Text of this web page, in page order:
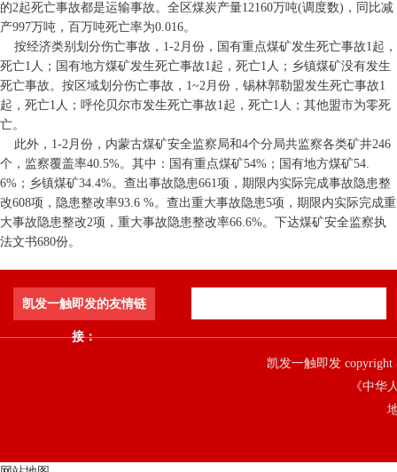
的2起死亡事故都是运输事故。全区煤炭产量12160万吨(调度数)，同比减
产997万吨，百万吨死亡率为0.016。
按经济类别划分伤亡事故，1-2月份，国有重点煤矿发生死亡事故1起，
死亡1人；国有地方煤矿发生死亡事故1起，死亡1人；乡镇煤矿没有发生
死亡事故。按区域划分伤亡事故，1~2月份，锡林郭勒盟发生死亡事故1
起，死亡1人；呼伦贝尔市发生死亡事故1起，死亡1人；其他盟市为零死
亡。
此外，1-2月份，内蒙古煤矿安全监察局和4个分局共监察各类矿井246
个，监察覆盖率40.5%。其中：国有重点煤矿54%；国有地方煤矿54.
6%；乡镇煤矿34.4%。查出事故隐患661项，期限内实际完成事故隐患整
改608项，隐患整改率93.6 %。查出重大事故隐患5项，期限内实际完成重
大事故隐患整改2项，重大事故隐患整改率66.6%。下达煤矿安全监察执
法文书680份。
凯发一触即发的友情链
接：
凯发一触即发
《中华